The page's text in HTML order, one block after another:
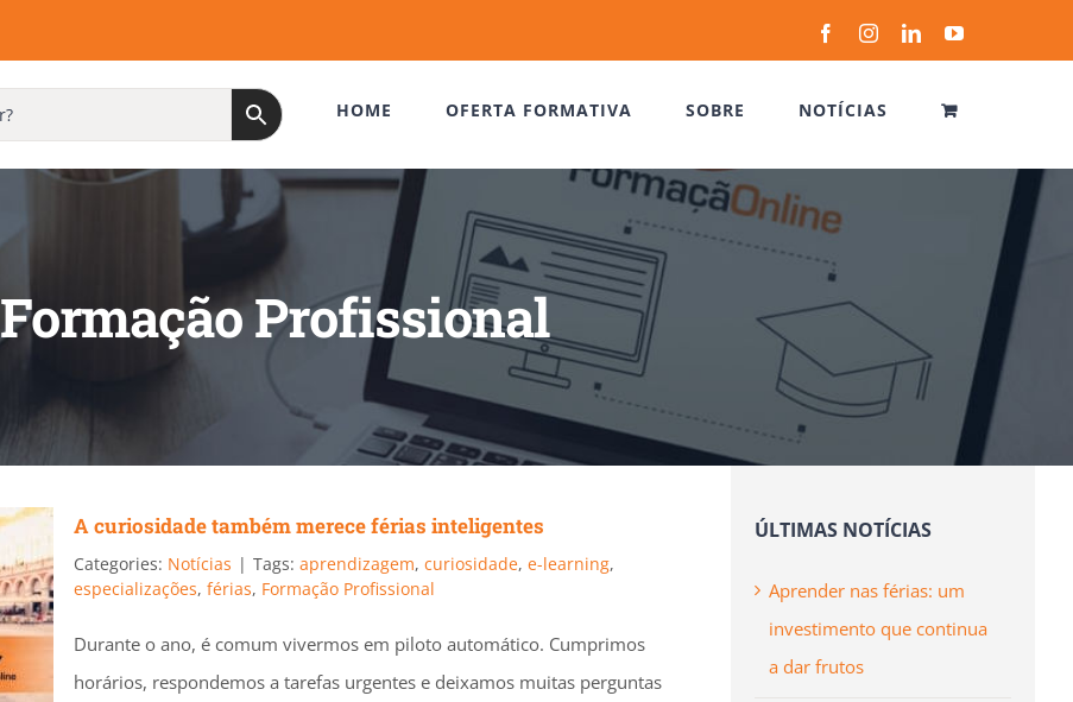
FacebookInstagramLinkedInYouTube
HOME OFERTA FORMATIVA SOBRE NOTÍCIAS
Formação Profissional
A curiosidade também merece férias inteligentes
Categories: Notícias | Tags: aprendizagem, curiosidade, e-learning,
especializações, férias, Formação Profissional
Durante o ano, é comum vivermos em piloto automático. Cumprimos
horários, respondemos a tarefas urgentes e deixamos muitas perguntas
ÚLTIMAS NOTÍCIAS
Aprender nas férias: um
investimento que continua
a dar frutos